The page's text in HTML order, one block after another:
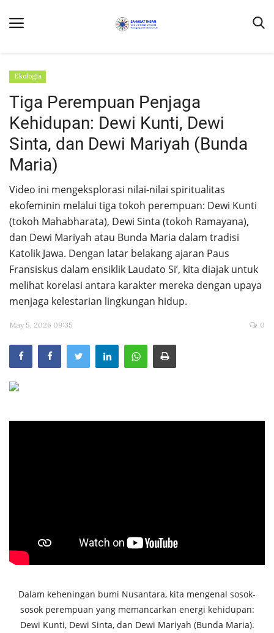
Home
Contact Us
Profil
DONASI
Umat Kapel Kanisius dan Laudato Si'
Ekologia
Laudate Deum
Buruh Migran Dalam Media
Undangan
Latihan Rohani Ignasian
Ekologia
Tiga Perempuan Penjaga
Kehidupan: Dewi Kunti, Dewi
Sinta, dan Dewi Mariyah (Bunda
Maria)
Video ini mengeksplorasi nilai-nilai spiritualitas
ekofeminin melalui tiga tokoh perempuan: Dewi Kunti
(tokoh Mahabharata), Dewi Sinta (tokoh Ramayana),
dan Dewi Mariyah atau Bunda Maria dalam tradisi
Katolik Jawa. Dengan latar belakang ajaran Paus
Fransiskus dalam ensiklik Laudato Si’, kita diajak untuk
melihat korelasi antara karakter mereka dengan upaya
menjaga kelestarian lingkungan hidup.
May 5, 2026 09:35 0
Dalam keheningan bumi Nusantara, kita mengenal sosok-
sosok perempuan yang memancarkan energi kehidupan:
Dewi Kunti, Dewi Sinta, dan Dewi Mariyah (Bunda Maria).